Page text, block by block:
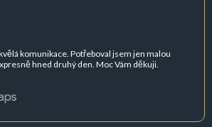
komunikace. Potřeboval jsem jen malou
hned druhý den. Moc Vám děkuji.